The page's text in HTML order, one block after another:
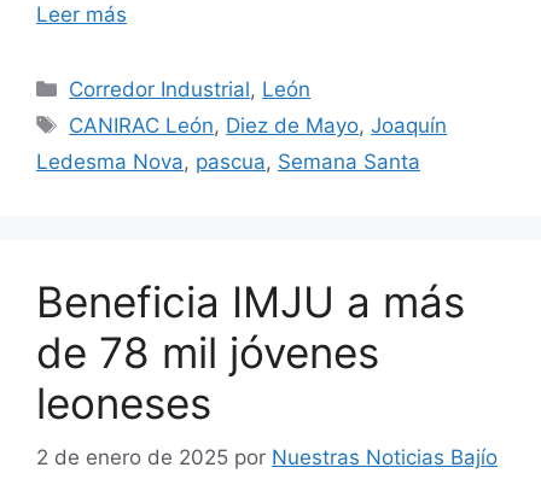
Leer más
Categorías
Corredor Industrial, León
Etiquetas
CANIRAC León, Diez de Mayo,Joaquín
Ledesma Nova, pascua, Semana Santa
Beneficia IMJU a más
de 78 mil jóvenes
leoneses
2 de enero de 2025 por Nuestras Noticias Bajío